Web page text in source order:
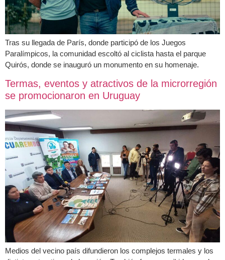
Tras su llegada de París, donde participó de los Juegos
Paralímpicos, la comunidad escoltó al ciclista hasta el parque
Quirós, donde se inauguró un monumento en su homenaje.
Termas, eventos y atractivos de la microrregión
se promocionaron en Uruguay
Medios del vecino país difundieron los complejos termales y los